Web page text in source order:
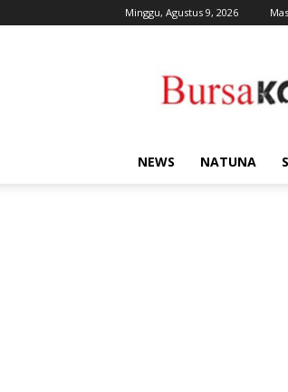
Minggu, Agustus 9, 2026
NEWS NATUNA